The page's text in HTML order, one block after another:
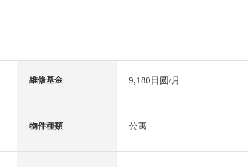
維修基金 9,180日圆/月
物件種類 公寓